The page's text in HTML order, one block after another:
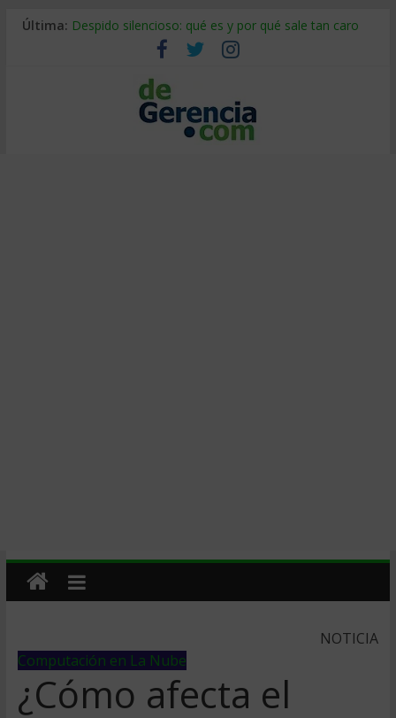
Última: Despido silencioso: qué es y por qué sale tan caro
La economía de Venezuela después del terremoto
Los 8 pasos de Kotter: liderar el cambio sin fracasar
Gestión de proyectos con IA: qué cambia en el oficio
IA y creatividad: cómo evitar que todos piensen igual
NOTICIA
Computación en La Nube
¿Cómo afecta el